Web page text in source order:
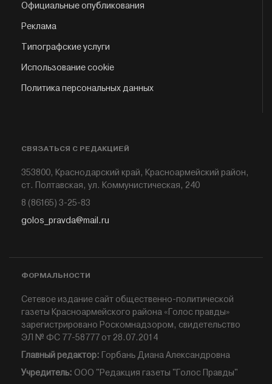
Официальные опубликования
Реклама
Типографские услуги
Использование cookie
Политика персональных данных
СВЯЗАТЬСЯ С РЕДАКЦИЕЙ
353800, Краснодарский край, Красноармейский район,
ст. Полтавская, ул. Коммунистическая, 240
8 (86165) 3-25-83
golos_pravda@mail.ru
ФОРМАЛЬНОСТИ
Сетевое издание сайт общественно-политической
газеты Красноармейского района «Голос правды»
зарегистрировано Роскомнадзором, свидетельство
ЭЛ № ФС 77-58777 от 28.07.2014
Главный редактор: Горбань Диана Александровна
Учредитель: ООО "Редакция газеты "Голос Правды"